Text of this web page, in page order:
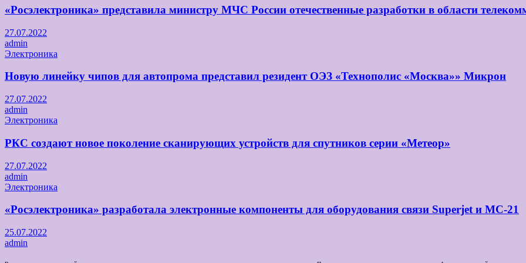
«Росэлектроника» представила министру МЧС России отечественные разработки в области
27.07.2022
admin
Электроника
Новую линейку чипов для автопрома представил резидент ОЭЗ «Технополис «Москва»» Микрон
27.07.2022
admin
Электроника
РКС создают новое поколение сканирующих устройств для спутников серии «Метеор»
27.07.2022
admin
Электроника
«Росэлектроника» разработала электронные компоненты для оборудования связи Superjet и МС-21
25.07.2022
admin